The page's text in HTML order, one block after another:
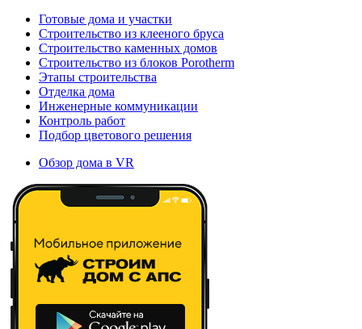
Готовые дома и участки
Строительство из клееного бруса
Строительство каменных домов
Строительство из блоков Porotherm
Этапы строительства
Отделка дома
Инженерные коммуникации
Контроль работ
Подбор цветового решения
Обзор дома в VR